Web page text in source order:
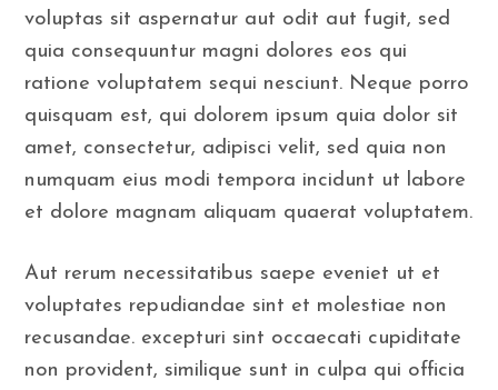
voluptas sit aspernatur aut odit aut fugit, sed
quia consequuntur magni dolores eos qui
ratione voluptatem sequi nesciunt. Neque porro
quisquam est, qui dolorem ipsum quia dolor sit
amet, consectetur, adipisci velit, sed quia non
numquam eius modi tempora incidunt ut labore
et dolore magnam aliquam quaerat voluptatem.
Aut rerum necessitatibus saepe eveniet ut et
voluptates repudiandae sint et molestiae non
recusandae. excepturi sint occaecati cupiditate
non provident, similique sunt in culpa qui officia